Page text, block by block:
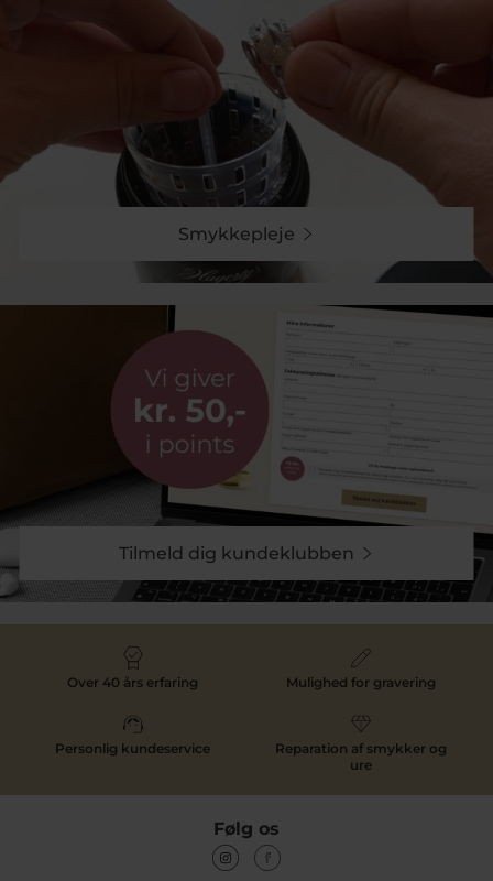
Smykkepleje
Tilmeld dig kundeklubben
Over 40 års erfaring Mulighed for gravering
Personlig kundeservice
Reparation af smykker og
ure
Følg os